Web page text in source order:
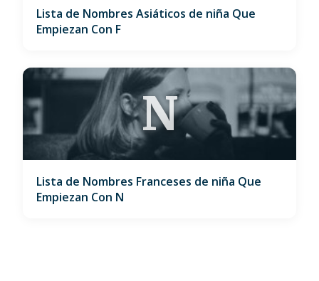
Lista de Nombres Asiáticos de niña Que
Empiezan Con F
N
Lista de Nombres Franceses de niña Que
Empiezan Con N